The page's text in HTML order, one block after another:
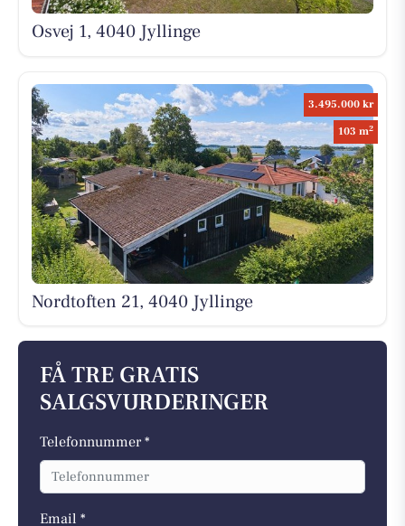
Osvej 1, 4040 Jyllinge
3.495.000 kr
103 m2
Nordtoften 21, 4040 Jyllinge
FÅ TRE GRATIS
SALGSVURDERINGER
Telefonnummer *
Email *